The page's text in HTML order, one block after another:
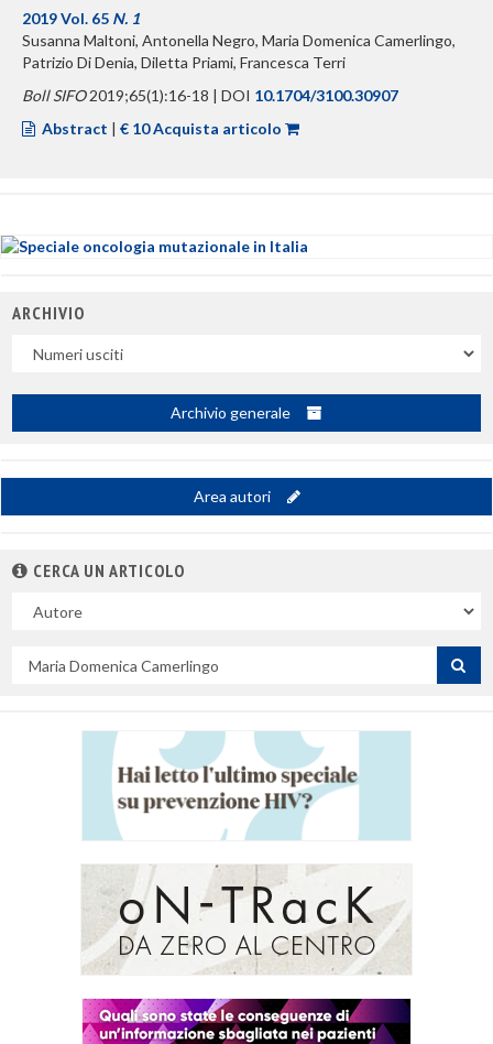
2019 Vol. 65 N. 1
Susanna Maltoni, Antonella Negro, Maria Domenica Camerlingo,
Patrizio Di Denia, Diletta Priami, Francesca Terri
Boll SIFO2019;65(1):16-18 | DOI 10.1704/3100.30907
Abstract | € 10 Acquista articolo
ARCHIVIO
Archivio generale
Area autori
CERCA UN ARTICOLO
campo
per